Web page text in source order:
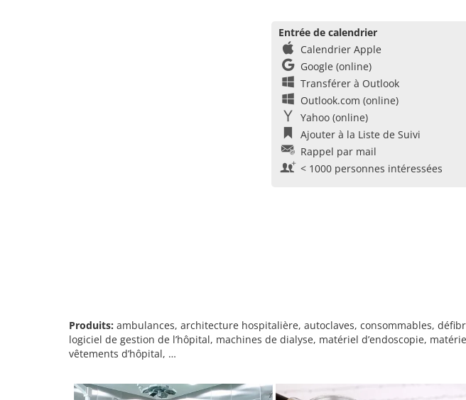
Entrée de calendrier
Calendrier Apple
Google (online)
Transférer à Outlook
Outlook.com (online)
Yahoo (online)
Ajouter à la Liste de Suivi
Rappel par mail
< 1000 personnes intéressées
Produits: ambulances, architecture hospitalière, autoclaves, consommables,
logiciel de gestion de l’hôpital, machines de dialyse, matériel d’endoscopie,
vêtements d’hôpital, …